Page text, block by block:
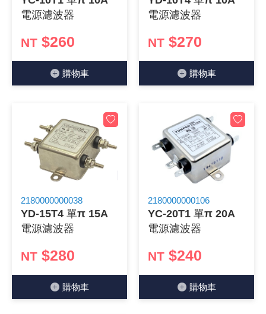
電源濾波器
NT $260
購物⾞
電源濾波器
NT $270
購物⾞
2180000000038
YD-15T4 單π 15A
電源濾波器
NT $280
購物⾞
2180000000106
YC-20T1 單π 20A
電源濾波器
NT $240
購物⾞